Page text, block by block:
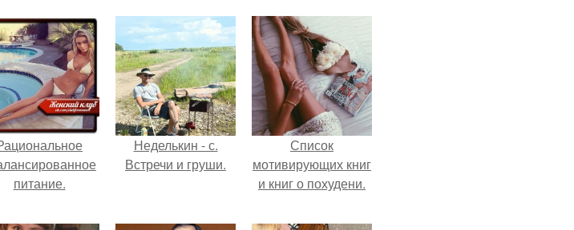
питание.
Неделькин - с.
Встречи и груши.
Список
мотивирующих книг
и книг о похудени.